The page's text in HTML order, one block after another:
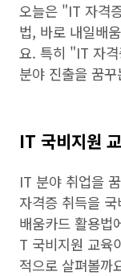
오늘은 "IT 자격
법, 바로 내일배
요. 특히 "IT 자
분야 진출을 꿈
IT 국비지원
IT 분야 취업을
자격증 취득을
배움카드 활용법
T 국비지원 교육
적으로 살펴볼까